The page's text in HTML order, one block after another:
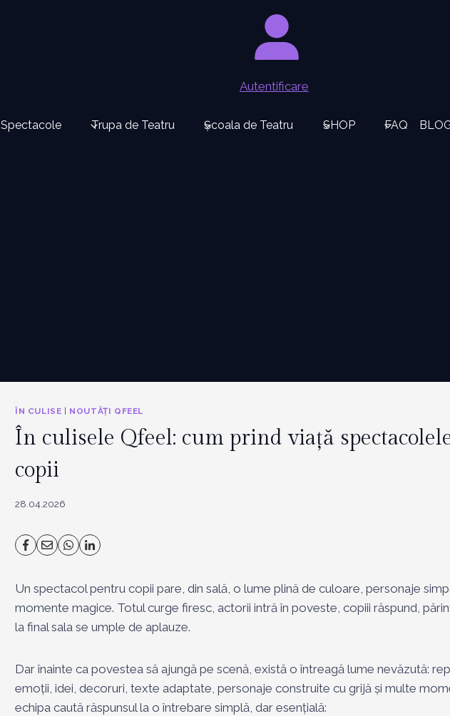
Autentificare
Spectacole Trupa de Teatru Școala de Teatru SHOP FAQ
ÎN CULISE NOUTĂȚI QFEEL
În culisele Qfeel: cum prind viață
copii
28.04.2026
Un spectacol pentru copii pare, din sală, o lume plină de culoare, personaje
momente magice. Totul curge firesc, actorii intră în poveste, copiii răspund,
la final sala se umple de aplauze.
Dar înainte ca povestea să ajungă pe scenă, există o întreagă lume nevăzută:
emoții, idei, decoruri, texte adaptate, personaje construite cu grijă și multe
echipa caută răspunsul la o întrebare simplă, dar esențială: